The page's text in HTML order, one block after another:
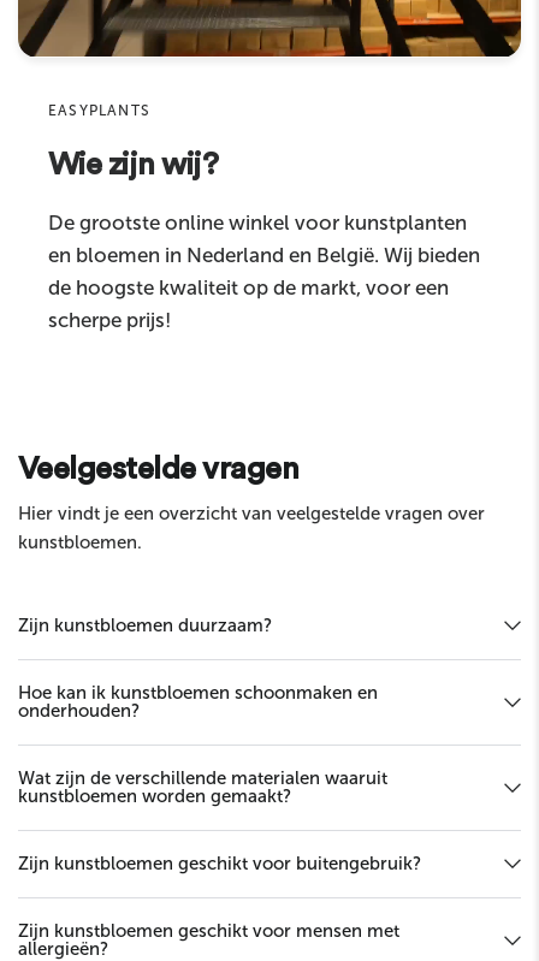
Geschikt voor binnenshuis
Sku
Reactie
EASYPLANTS
Wie zijn wij?
De grootste online winkel voor kunstplanten
en bloemen in Nederland en België. Wij bieden
de hoogste kwaliteit op de markt, voor een
scherpe prijs!
Veelgestelde vragen
Hier vindt je een overzicht van veelgestelde vragen over
kunstbloemen.
Zijn kunstbloemen duurzaam?
Hoe kan ik kunstbloemen schoonmaken en
onderhouden?
Wat zijn de verschillende materialen waaruit
kunstbloemen worden gemaakt?
Zijn kunstbloemen geschikt voor buitengebruik?
Zijn kunstbloemen geschikt voor mensen met
allergieën?